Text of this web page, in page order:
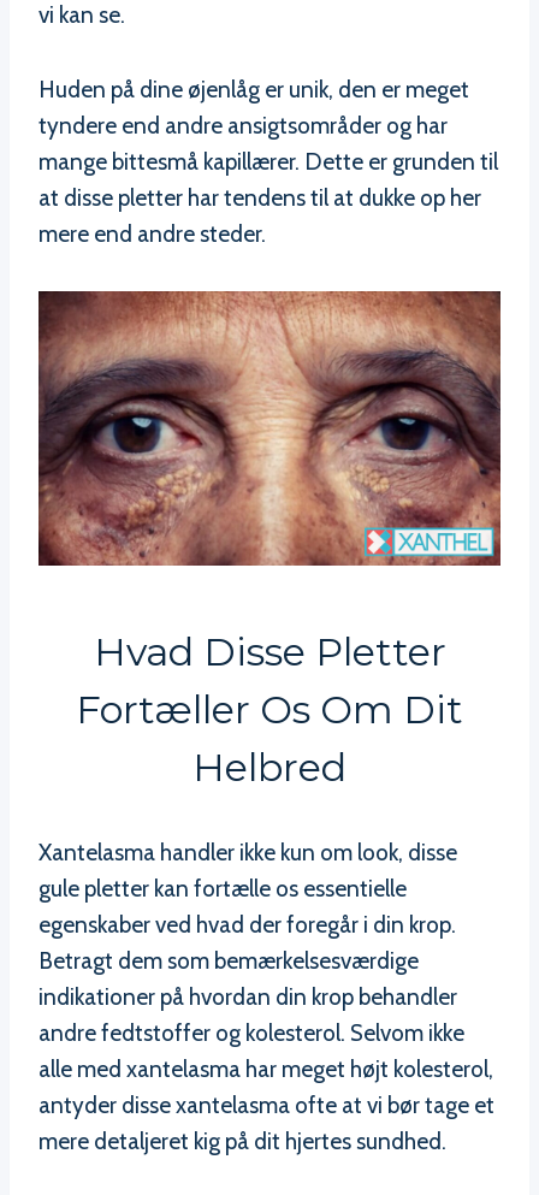
vi kan se.
Huden på dine øjenlåg er unik, den er meget
tyndere end andre ansigtsområder og har
mange bittesmå kapillærer. Dette er grunden til
at disse pletter har tendens til at dukke op her
mere end andre steder.
Hvad Disse Pletter
Fortæller Os Om Dit
Helbred
Xantelasma handler ikke kun om look, disse
gule pletter kan fortælle os essentielle
egenskaber ved hvad der foregår i din krop.
Betragt dem som bemærkelsesværdige
indikationer på hvordan din krop behandler
andre fedtstoffer og kolesterol. Selvom ikke
alle med xantelasma har meget højt kolesterol,
antyder disse xantelasma ofte at vi bør tage et
mere detaljeret kig på dit hjertes sundhed.